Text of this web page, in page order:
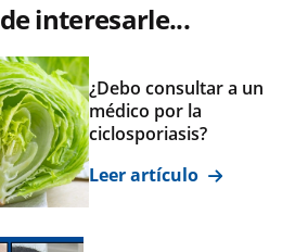
interesarle...
¿Debo consultar a un
médico por la
ciclosporiasis?
Leer artículo